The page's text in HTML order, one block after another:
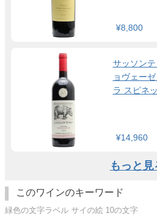
¥8,800
サッソン
ョヴェー
ラ スピネ
¥14,960
もっと見
このワインのキーワード
緑色の文字ラベル サイの絵 10の文字